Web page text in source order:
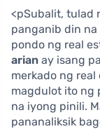
<pSubalit, tulad
panganib din
pondo ng real
arian ay isang
merkado ng
magdulot ito ng
na iyong pinili.
pananaliksik